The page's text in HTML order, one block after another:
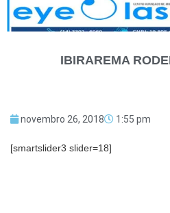
IBIRAREMA
novembro 26, 2018 1:55 pm
[smartslider3 slider=18]